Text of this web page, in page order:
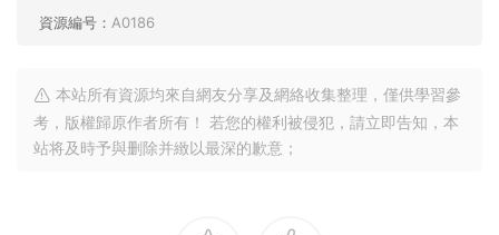
資源編号： A0186
本站所有資源均來自網友分享及網絡收集整理，僅供學習參
考，版權歸原作者所有！ 若您的權利被侵犯，請立即告知，本
站将及時予與删除并緻以最深的歉意；